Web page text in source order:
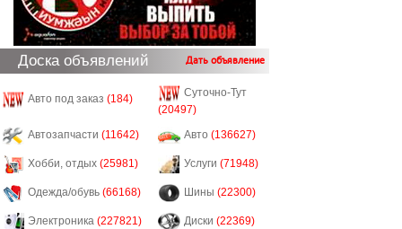
Доска объявлений Дать объявление
Авто под заказ (184)
Суточно-Тут
(20497)
Автозапчасти (11642) Авто (136627)
Хобби, отдых (25981) Услуги (71948)
Одежда/обувь (66168) Шины (22300)
Электроника (227821) Диски (22369)